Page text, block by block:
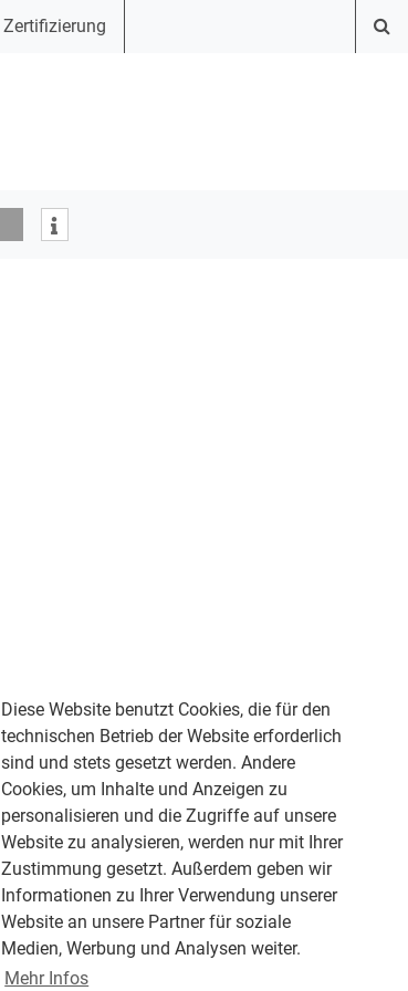
Diese Website benutzt Cookies, die für den
technischen Betrieb der Website erforderlich
sind und stets gesetzt werden. Andere
Cookies, um Inhalte und Anzeigen zu
personalisieren und die Zugriffe auf unsere
Website zu analysieren, werden nur mit Ihrer
Zustimmung gesetzt. Außerdem geben wir
Informationen zu Ihrer Verwendung unserer
Website an unsere Partner für soziale
Medien, Werbung und Analysen weiter.
Mehr Infos
Zertifizierung